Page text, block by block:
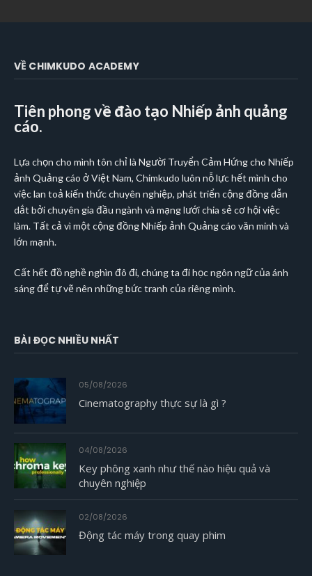
VỀ CHIMKUDO ACADEMY
Tiên phong về đào tạo Nhiếp ảnh quảng
cáo.
Lựa chọn cho mình tôn chỉ là Người Truyển Cảm Hứng cho Nhiếp
ảnh Quảng cáo ở Việt Nam, Chimkudo luôn nỗ lực hết mình cho
việc lan toả kiến thức chuyên nghiệp, phát triển cộng đồng dẫn
dắt bởi chuyên gia đầu ngành và mạng lưới chia sẻ cơ hội việc
làm. Tất cả vì một cộng đồng Nhiếp ảnh Quảng cáo văn minh và
lớn mạnh.
Cất hết đồ nghề nghìn đô đi, chúng ta đi học ngôn ngữ của ánh
sáng để tự vẽ nên những bức tranh của riêng mình.
BÀI ĐỌC NHIỀU NHẤT
05/08/2026
Cinematography thực sự là gì ?
04/08/2026
Key phông xanh như thế nào hiệu quả và
chuyên nghiệp
02/08/2026
Động tác máy trong quay phim